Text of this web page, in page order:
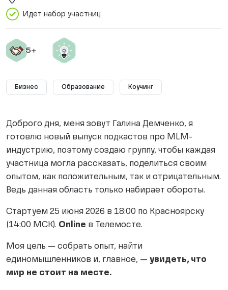
Идет набор участниц
Бизнес Образование Коучинг
Доброго дня, меня зовут Галина Демченко, я
готовлю новый выпуск подкастов про MLM-
индустрию, поэтому создаю группу, чтобы каждая
участница могла рассказать, поделиться своим
опытом, как положительным, так и отрицательным.
Ведь данная область только набирает обороты.
Стартуем 25 июня 2026 в 18:00 по Красноярску
(14:00 МСК). Online в Телемосте.
Моя цель — собрать опыт, найти
единомышленников и, главное, — увидеть, что
мир не стоит на месте.